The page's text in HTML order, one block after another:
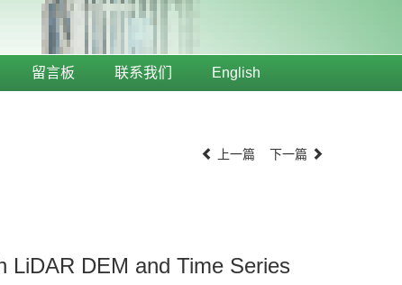
留言板 联系我们 English
上一篇 下一篇
LiDAR DEM and Time Series